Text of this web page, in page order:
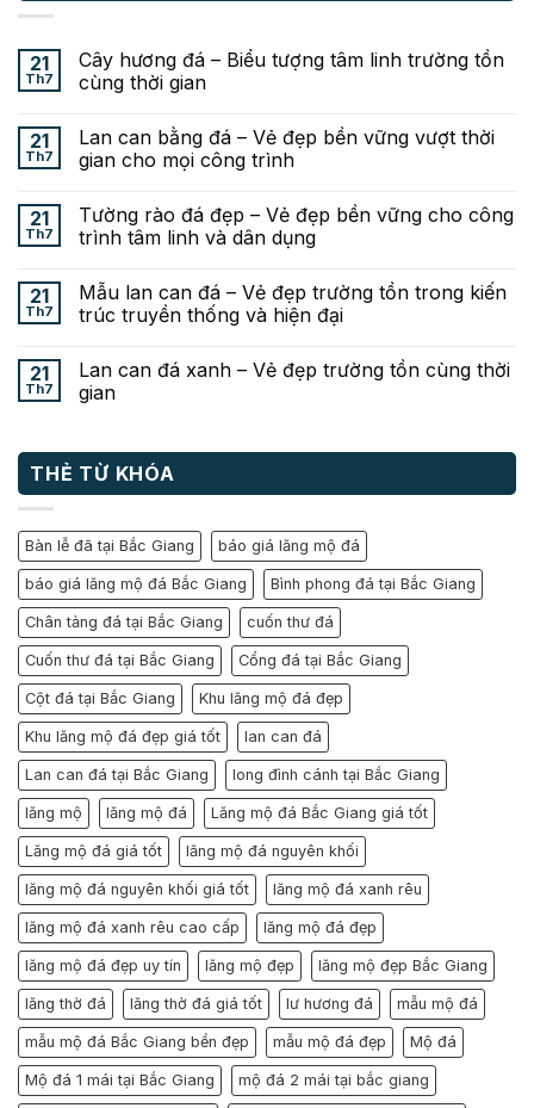
21
Th7
Cây hương đá – Biểu tượng tâm linh trường tồn
cùng thời gian
21
Th7
Lan can bằng đá – Vẻ đẹp bền vững vượt thời
gian cho mọi công trình
21
Th7
Tường rào đá đẹp – Vẻ đẹp bền vững cho công
trình tâm linh và dân dụng
21
Th7
Mẫu lan can đá – Vẻ đẹp trường tồn trong kiến
trúc truyền thống và hiện đại
21
Th7
Lan can đá xanh – Vẻ đẹp trường tồn cùng thời
gian
THẺ TỪ KHÓA
Bàn lễ đã tại Bắc Giang báo giá lăng mộ đá
báo giá lăng mộ đá Bắc Giang Bình phong đá tại Bắc Giang
Chân tảng đá tại Bắc Giang cuốn thư đá
Cuốn thư đá tại Bắc Giang Cổng đá tại Bắc Giang
Cột đá tại Bắc Giang Khu lăng mộ đá đẹp
Khu lăng mộ đá đẹp giá tốt lan can đá
Lan can đá tại Bắc Giang long đình cánh tại Bắc Giang
lăng mộ lăng mộ đá Lăng mộ đá Bắc Giang giá tốt
Lăng mộ đá giá tốt lăng mộ đá nguyên khối
lăng mộ đá nguyên khối giá tốt lăng mộ đá xanh rêu
lăng mộ đá xanh rêu cao cấp lăng mộ đá đẹp
lăng mộ đá đẹp uy tín lăng mộ đẹp lăng mộ đẹp Bắc Giang
lăng thờ đá lăng thờ đá giá tốt lư hương đá mẫu mộ đá
mẫu mộ đá Bắc Giang bền đẹp mẫu mộ đá đẹp Mộ đá
Mộ đá 1 mái tại Bắc Giang mộ đá 2 mái tại bắc giang